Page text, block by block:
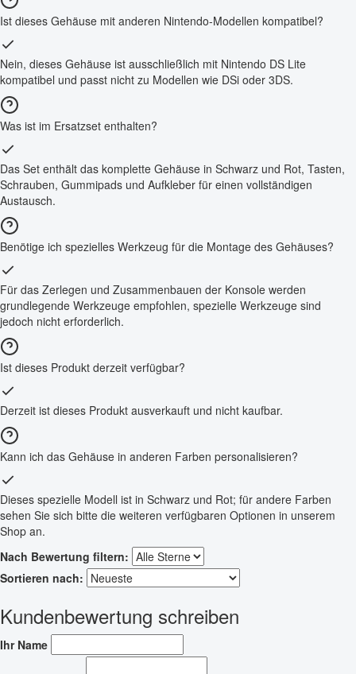
Ist dieses Gehäuse mit anderen Nintendo-Modellen kompatibel?
Nein, dieses Gehäuse ist ausschließlich mit Nintendo DS Lite
kompatibel und passt nicht zu Modellen wie DSi oder 3DS.
Was ist im Ersatzset enthalten?
Das Set enthält das komplette Gehäuse in Schwarz und Rot, Tasten,
Schrauben, Gummipads und Aufkleber für einen vollständigen
Austausch.
Benötige ich spezielles Werkzeug für die Montage des Gehäuses?
Für das Zerlegen und Zusammenbauen der Konsole werden
grundlegende Werkzeuge empfohlen, spezielle Werkzeuge sind
jedoch nicht erforderlich.
Ist dieses Produkt derzeit verfügbar?
Derzeit ist dieses Produkt ausverkauft und nicht kaufbar.
Kann ich das Gehäuse in anderen Farben personalisieren?
Dieses spezielle Modell ist in Schwarz und Rot; für andere Farben
sehen Sie sich bitte die weiteren verfügbaren Optionen in unserem
Shop an.
Nach Bewertung filtern:
Sortieren nach:
Kundenbewertung schreiben
Ihr Name